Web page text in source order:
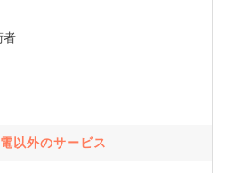
者
以外のサービス